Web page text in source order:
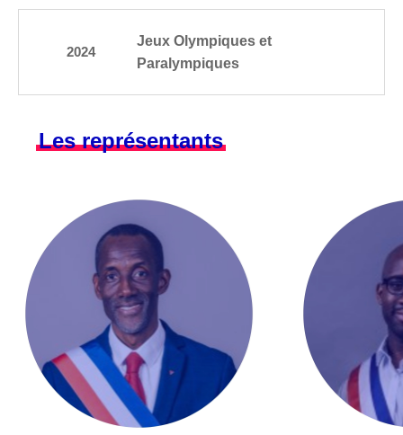
2024
Jeux Olympiques et
Paralympiques
Les représentants